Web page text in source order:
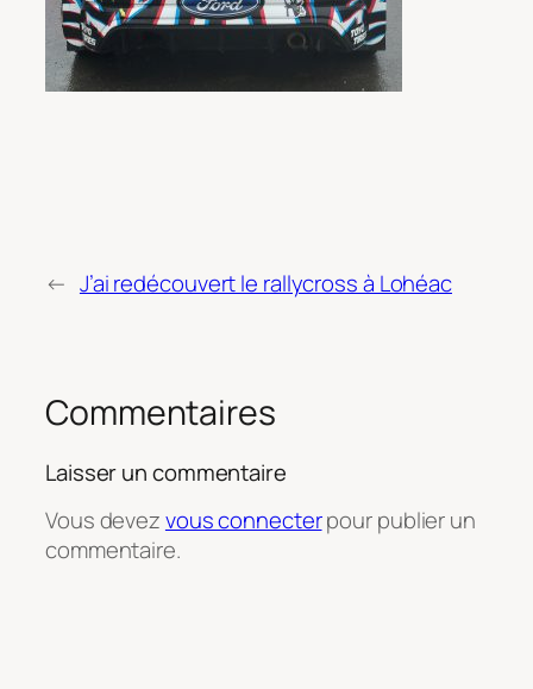
← J’ai redécouvert le rallycross à Lohéac
Commentaires
Laisser un commentaire
Vous devezvous connecterpour publier un
commentaire.